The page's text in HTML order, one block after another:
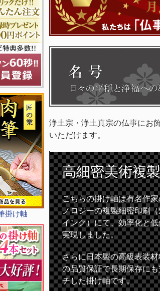
掛け軸
浄土宗・浄土真宗の仏事にお
いただけます。
高細密美術複
こちらの掛け軸は有名作
ノロジーの複製細密印刷
インク）にて、効率化と
実現しました。
さらに日本製の高級表装
の品質保証で長期保存に
チした掛け軸です。